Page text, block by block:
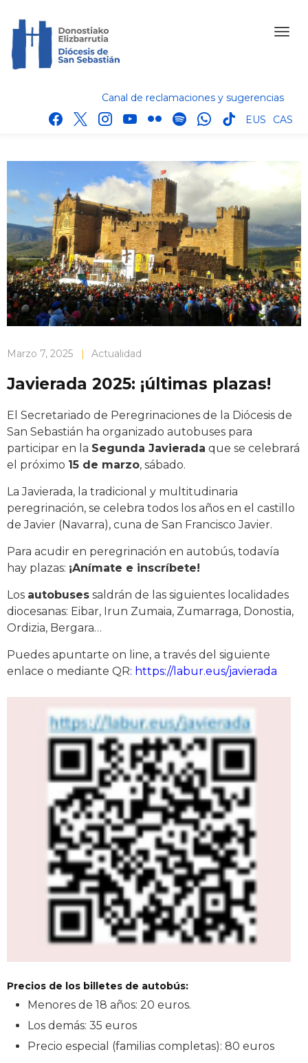
Canal de reclamaciones y sugerencias
facebook
x instagram
youtube
flickr spotifywhatsapp
tik
EUS CAS
Marzo 7, 2025 Actualidad
Javierada 2025: ¡últimas plazas!
El Secretariado de Peregrinaciones de la Diócesis de
San Sebastián ha organizado autobuses para
participar en la Segunda Javierada que se celebrará
el próximo 15 de marzo, sábado.
La Javierada, la tradicional y multitudinaria
peregrinación, se celebra todos los años en el castillo
de Javier (Navarra), cuna de San Francisco Javier.
Para acudir en peregrinación en autobús, todavía
hay plazas: ¡Anímate e inscríbete!
Los autobuses saldrán de las siguientes localidades
diocesanas: Eibar, Irun Zumaia, Zumarraga, Donostia,
Ordizia, Bergara…
Puedes apuntarte on line, a través del siguiente
enlace o mediante QR: https://labur.eus/javierada
Precios de los billetes de autobús:
Menores de 18 años: 20 euros.
Los demás: 35 euros
Precio especial (familias completas): 80 euros